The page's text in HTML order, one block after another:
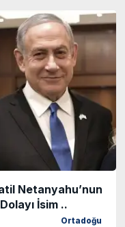
Netanyahu’nun
İsim ..
Ortadoğu